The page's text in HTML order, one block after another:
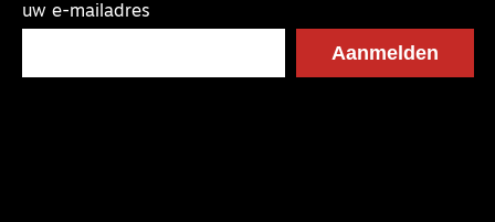
uw e-mailadres